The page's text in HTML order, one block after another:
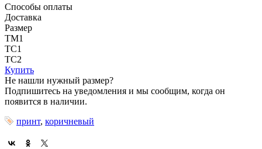
Способы оплаты
Доставка
Размер
ТМ1
ТС1
ТС2
Купить
Не нашли нужный размер?
Подпишитесь на уведомления и мы сообщим, когда он
появится в наличии.
принт, коричневый